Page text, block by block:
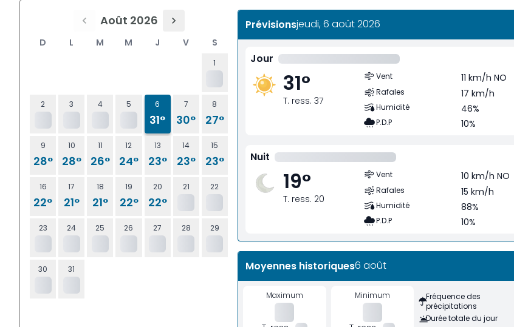
Août 2026
D L M M J V S
1
2 3 4 5 6
31°
7
30°
8
27°
9
28°
10
28°
11
26°
12
24°
13
23°
14
23°
15
23°
16
22°
17
21°
18
21°
19
22°
20
22°
21 22
23 24 25 26 27 28 29
30 31
Prévisionsjeudi, 6 août 2026
Jour
31°
T. ress. 37
Vent 11 km/h NO
Rafales 17 km/h
Humidité 46%
P.D.P 10%
Nuit
19°
T. ress. 20
Vent 10 km/h NO
Rafales 15 km/h
Humidité 88%
P.D.P 10%
Moyennes historiques6 août
Maximum Minimum
Fréquence des
précipitations
Durée totale du jour